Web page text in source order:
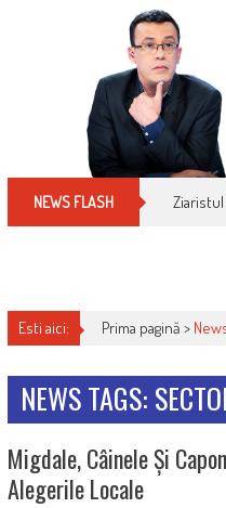
NEWS FLASH
Esti aici: Prima pagină >
NEWS TAGS:
Migdale, Câinele Și
Alegerile Locale